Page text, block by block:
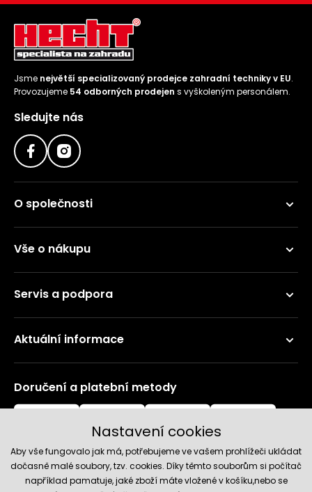
Jsme největší specializovaný prodejce zahradní techniky v EU.
Provozujeme 54 odborných prodejen s vyškoleným personálem.
Sledujte nás
O společnosti
Vše o nákupu
Servis a podpora
Aktuální informace
Doručení a platební metody
Nastavení cookies
Aby vše fungovalo jak má, potřebujeme ve vašem prohlížeči ukládat
dočasně malé soubory, tzv. cookies. Díky těmto souborům si počítač
například pamatuje, jaké zboží máte vložené v košíku,nebo se